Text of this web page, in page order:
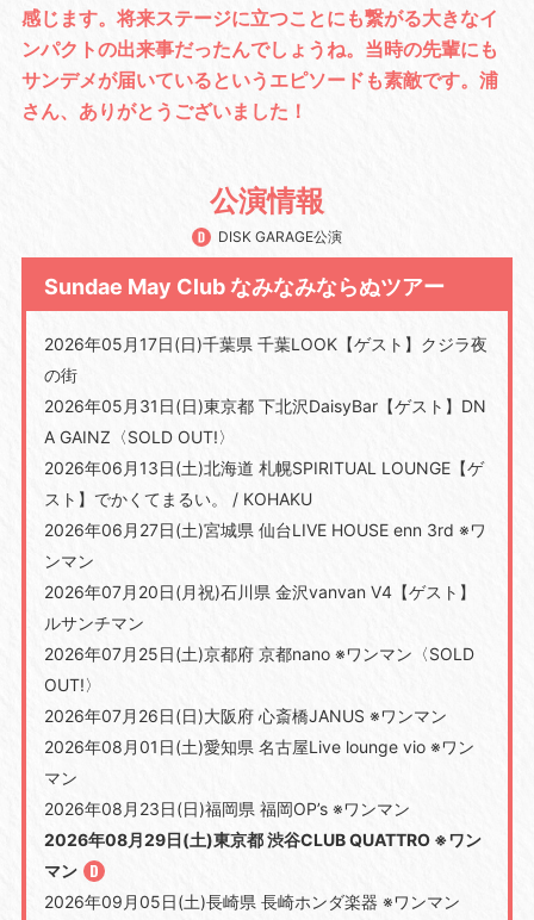
感じます。将来ステージに立つことにも繋がる大きなイ
ンパクトの出来事だったんでしょうね。当時の先輩にも
サンデメが届いているというエピソードも素敵です。浦
さん、ありがとうございました！
公演情報
DISK GARAGE公演
Sundae May Club なみなみならぬツアー
2026年05月17日(日)千葉県 千葉LOOK【ゲスト】クジラ夜
の街
2026年05月31日(日)東京都 下北沢DaisyBar【ゲスト】DN
A GAINZ〈SOLD OUT!〉
2026年06月13日(土)北海道 札幌SPIRITUAL LOUNGE【ゲ
スト】でかくてまるい。 / KOHAKU
2026年06月27日(土)宮城県 仙台LIVE HOUSE enn 3rd ※ワ
ンマン
2026年07月20日(月祝)石川県 金沢vanvan V4【ゲスト】
ルサンチマン
2026年07月25日(土)京都府 京都nano ※ワンマン〈SOLD
OUT!〉
2026年07月26日(日)大阪府 心斎橋JANUS ※ワンマン
2026年08月01日(土)愛知県 名古屋Live lounge vio ※ワン
マン
2026年08月23日(日)福岡県 福岡OP’s ※ワンマン
2026年08月29日(土)東京都 渋谷CLUB QUATTRO ※ワン
マン
2026年09月05日(土)長崎県 長崎ホンダ楽器 ※ワンマン